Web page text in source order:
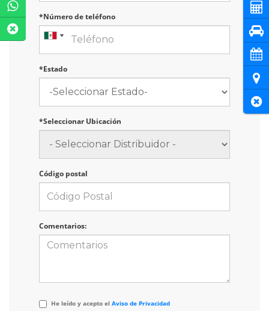
*Número de teléfono
*Estado
*Seleccionar Ubicación
Código postal
Comentarios:
He
He leído y acepto el Aviso de Privacidad